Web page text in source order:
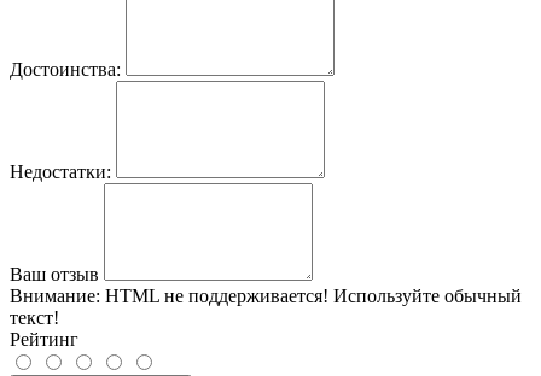
Достоинства:
Недостатки:
Ваш отзыв
Внимание: HTML не поддерживается! Используйте обычный
текст!
Рейтинг